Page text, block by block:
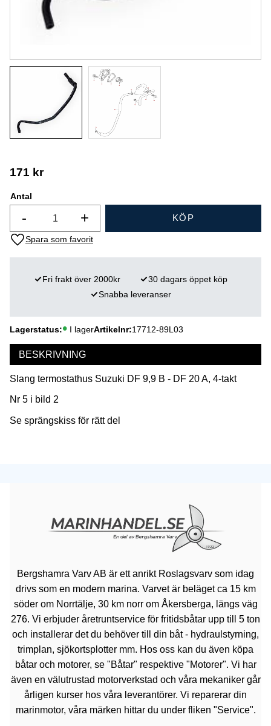
171 kr
Antal
+
- KÖP
Lägg till i favoriter
Lagerstatus I lagerArtikelnr 17712-89L03
Fri frakt över 2000kr
30 dagars öppet köp
Snabba leveranser
BESKRIVNING
Slang termostathus Suzuki DF 9,9 B - DF 20 A, 4-takt
Nr 5 i bild 2
Se sprängskiss för rätt del
Bergshamra Varv AB är ett anrikt Roslagsvarv som idag
drivs som en modern marina. Varvet är beläget ca 15 km
söder om Norrtälje, 30 km norr om Åkersberga, längs väg
276. Vi erbjuder åretruntservice för fritidsbåtar upp till 5 ton
och installerar det du behöver till din båt - hydraulstyrning,
trimplan, sjökortsplotter mm. Hos oss kan du även köpa
båtar och motorer, se "Båtar" respektive "Motorer". Vi har
även en välutrustad motorverkstad och våra mekaniker går
årligen kurser hos våra leverantörer. Vi reparerar din
marinmotor, våra märken hittar du under fliken "Service".